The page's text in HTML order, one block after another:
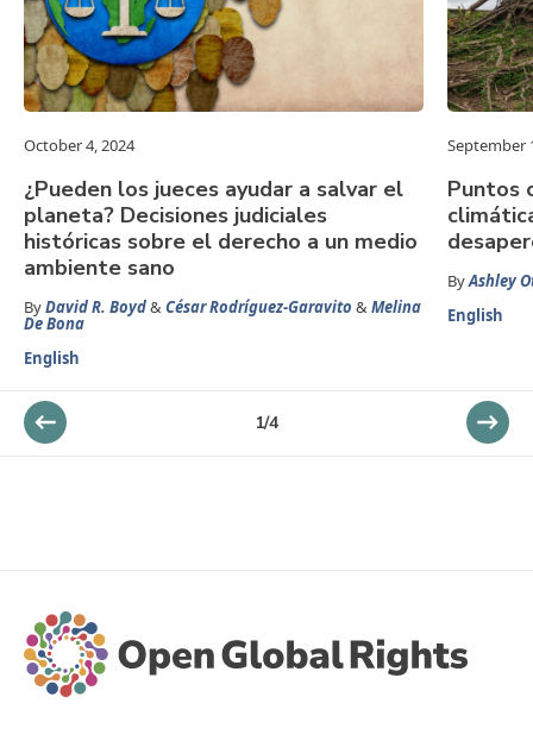
October 4, 2024
¿Pueden los jueces ayudar a salvar el
planeta? Decisiones judiciales
históricas sobre el derecho a un medio
ambiente sano
ByDavid R. Boyd& César Rodríguez-Garavito & Melina
De Bona
English
September
Puntos
ByAshley
English
1/4